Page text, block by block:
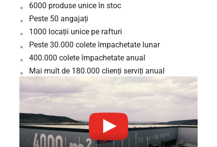
6000 produse unice în stoc
Peste 50 angajați
1000 locații unice pe rafturi
Peste 30.000 colete împachetate lunar
400.000 colete împachetate anual
Mai mult de 180.000 clienți serviți anual